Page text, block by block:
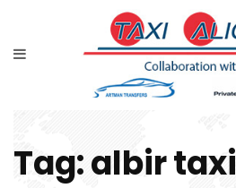
Prijsaanvraag
Tag:albir taxi